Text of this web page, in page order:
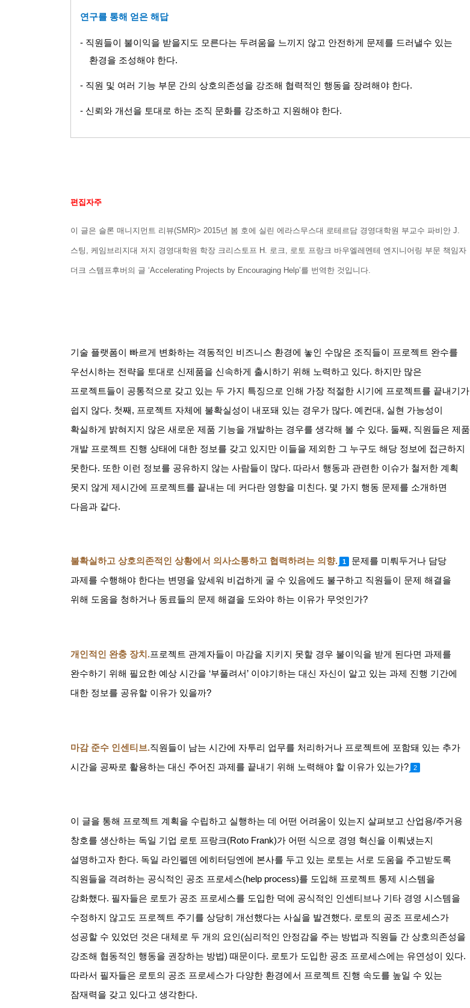
연구를 통해 얻은 해답
- 직원들이 불이익을 받을지도 모른다는 두려움을 느끼지 않고 안전하게 문제를 드러낼수 있는
환경을 조성해야 한다.
- 직원 및 여러 기능 부문 간의 상호의존성을 강조해 협력적인 행동을 장려해야 한다.
- 신뢰와 개선을 토대로 하는 조직 문화를 강조하고 지원해야 한다.
편집자주
이 글은 슬론 매니지먼트 리뷰(SMR)> 2015년 봄 호에 실린 에라스무스대 로테르담 경영대학원 부교수 파비안 J.
스팅 케임브리지대 저지 경영대학원 학장 크리스토프 H. 로크 로토 프랑크 바우엘레멘테 엔지니어링 부문 책임자
더크 스템프후버의 글 ‘Accelerating Projects by Encouraging Help’를 번역한 것입니다
기술 플랫폼이 빠르게 변화하는 격동적인 비즈니스 환경에 놓인 수많은 조직들이 프로젝트 완수를
우선시하는 전략을 토대로 신제품을 신속하게 출시하기 위해 노력하고 있다. 하지만 많은
프로젝트들이 공통적으로 갖고 있는 두 가지 특징으로 인해 가장 적절한 시기에 프로젝트를 끝내기가
쉽지 않다. 첫째, 프로젝트 자체에 불확실성이 내포돼 있는 경우가 많다. 예컨대, 실현 가능성이
확실하게 밝혀지지 않은 새로운 제품 기능을 개발하는 경우를 생각해 볼 수 있다. 둘째, 직원들은 제품
개발 프로젝트 진행 상태에 대한 정보를 갖고 있지만 이들을 제외한 그 누구도 해당 정보에 접근하지
못한다. 또한 이런 정보를 공유하지 않는 사람들이 많다. 따라서 행동과 관련한 이슈가 철저한 계획
못지 않게 제시간에 프로젝트를 끝내는 데 커다란 영향을 미친다. 몇 가지 행동 문제를 소개하면
다음과 같다.
불확실하고 상호의존적인 상황에서 의사소통하고 협력하려는 의향. 1
문제를 미뤄두거나 담당
과제를 수행해야 한다는 변명을 앞세워 비겁하게 굴 수 있음에도 불구하고 직원들이 문제 해결을
위해 도움을 청하거나 동료들의 문제 해결을 도와야 하는 이유가 무엇인가?
개인적인 완충 장치 .프로젝트 관계자들이 마감을 지키지 못할 경우 불이익을 받게 된다면 과제를
완수하기 위해 필요한 예상 시간을 ‘부풀려서 ’ 이야기하는 대신 자신이 알고 있는 과제 진행 기간에
대한 정보를 공유할 이유가 있을까?
마감 준수 인센티브.직원들이 남는 시간에 자투리 업무를 처리하거나 프로젝트에 포함돼 있는 추가
시간을 공짜로 활용하는 대신 주어진 과제를 끝내기 위해 노력해야 할 이유가 있는가? 2
이 글을 통해 프로젝트 계획을 수립하고 실행하는 데 어떤 어려움이 있는지 살펴보고 산업용/주거용
창호를 생산하는 독일 기업 로토 프랑크(Roto Frank)가 어떤 식으로 경영 혁신을 이뤄냈는지
설명하고자 한다. 독일 라인펠덴 에히터딩엔에 본사를 두고 있는 로토는 서로 도움을 주고받도록
직원들을 격려하는 공식적인 공조 프로세스(help process)를 도입해 프로젝트 통제 시스템을
강화했다. 필자들은 로토가 공조 프로세스를 도입한 덕에 공식적인 인센티브나 기타 경영 시스템을
수정하지 않고도 프로젝트 주기를 상당히 개선했다는 사실을 발견했다. 로토의 공조 프로세스가
성공할 수 있었던 것은 대체로 두 개의 요인(심리적인 안정감을 주는 방법과 직원들 간 상호의존성을
강조해 협동적인 행동을 권장하는 방법) 때문이다. 로토가 도입한 공조 프로세스에는 유연성이 있다.
따라서 필자들은 로토의 공조 프로세스가 다양한 환경에서 프로젝트 진행 속도를 높일 수 있는
잠재력을 갖고 있다고 생각한다.